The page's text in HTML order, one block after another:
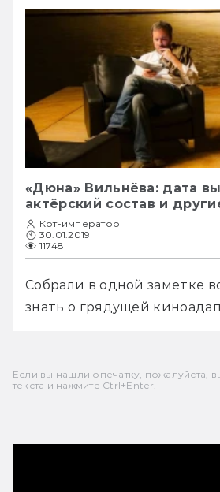
«Дюна» Вильнёва: дата
актёрский состав и
Кот-император
30.01.2019
11748
Собрали в одной заметке
знать о грядущей
Если вы нашли опечатку, пожалуйста,
текста и нажмите Ctrl+Enter.